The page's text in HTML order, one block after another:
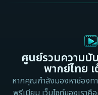
1983
1973
1962
ศูนย์รวมความบั
พากย์ไทย
หากคุณกำลังมองหาช่อง